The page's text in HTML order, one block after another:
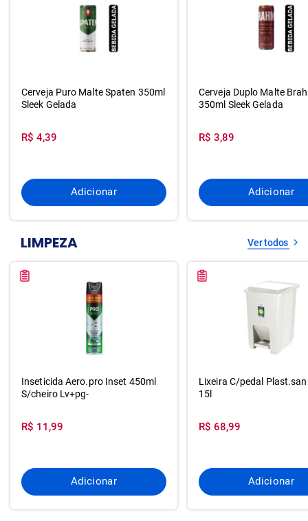
Cerveja Puro Malte Spaten 350ml
Sleek Gelada
R$ 4,39
Adicionar
Cerveja Duplo Malte
350ml Sleek Gelada
R$ 3,89
Adicionar
LIMPEZA Ver todos
Inseticida Aero.pro Inset 450ml
S/cheiro Lv+pg-
R$ 11,99
Adicionar
Lixeira C/pedal
15l
R$ 68,99
Adicionar